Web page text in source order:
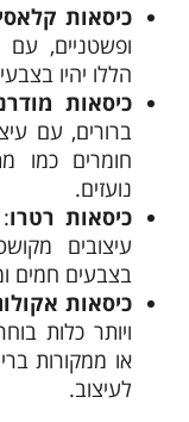
כיסאות
ופשטניים, עם
הללו יהיו
כיסאות
ברורים, עם
חומרים כמו
נועזים.
כיסאות רטרו
עיצובים
בצבעים חמים
כיסאות
ויותר כלות
או ממקורות
לעיצוב.